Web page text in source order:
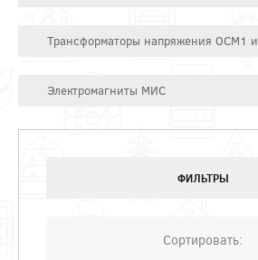
Трансформаторы напряжения ОСМ1
Электромагниты МИС
ФИЛЬТРЫ
Сортировать: